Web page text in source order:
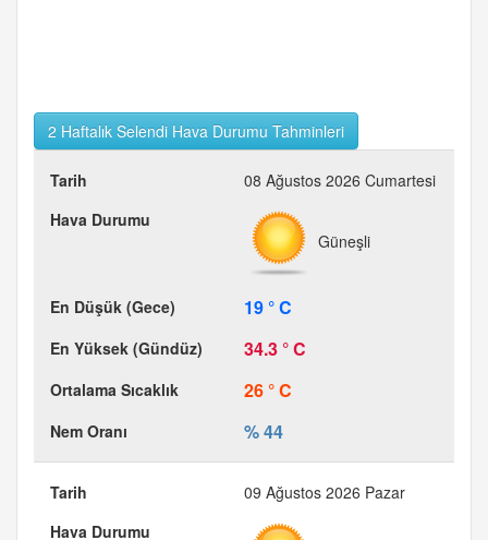
2 Haftalık Selendi Hava Durumu Tahminleri
08 Ağustos 2026 Cumartesi
Güneşli
19 ° C
34.3 ° C
26 ° C
% 44
09 Ağustos 2026 Pazar